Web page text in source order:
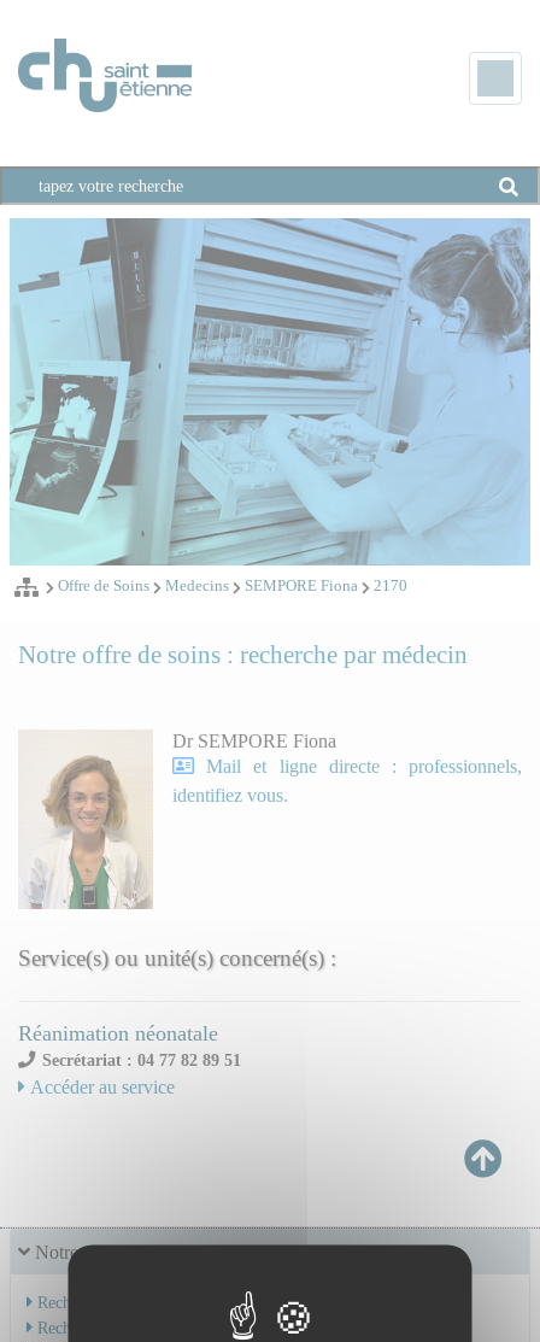
Offre de Soins Medecins SEMPORE Fiona 2170
Notre offre de soins
Recherche par service
Recherche par spécialité
Notre offre de soins : recherche par médecin
Dr SEMPORE Fiona
Mail et ligne directe : professionnels,
identifiez vous.
Service(s) ou unité(s) concerné(s) :
Réanimation néonatale
Secrétariat : 04 77 82 89 51
Accéder au service